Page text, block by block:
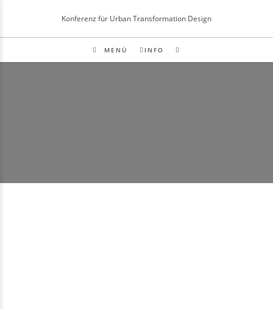
springen
Konferenz für Urban Transformation Design
MENÜ INFO